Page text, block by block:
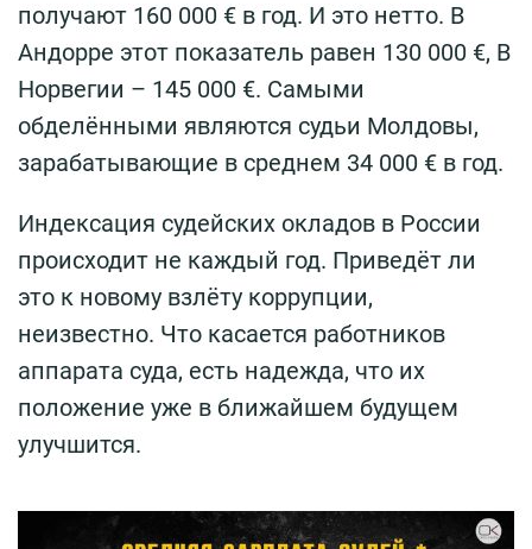
получают 160 000 € в год. И это нетто. В
Андорре этот показатель равен 130 000 €, В
Норвегии – 145 000 €. Самыми
обделёнными являются судьи Молдовы,
зарабатывающие в среднем 34 000 € в год.
Индексация судейских окладов в России
происходит не каждый год. Приведёт ли
это к новому взлёту коррупции,
неизвестно. Что касается работников
аппарата суда, есть надежда, что их
положение уже в ближайшем будущем
улучшится.